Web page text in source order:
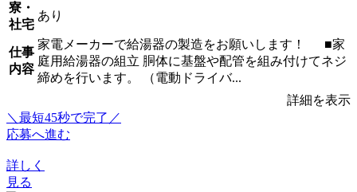
寮・
社宅
あり
仕事
内容
家電メーカーで給湯器の製造をお願いします！ ■家
庭用給湯器の組立 胴体に基盤や配管を組み付けてネジ
締めを行います。 （電動ドライバ...
詳細を表示
＼最短45秒で完了／
応募へ進む
詳しく
見る